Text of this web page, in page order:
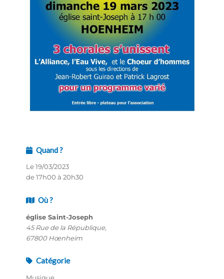
Quand ?
Le 19/03/2023
de 17h00 à 20h30
Où ?
église Saint-Joseph
45 Rue de la République,
67800 Hœnheim
Catégorie
Musique